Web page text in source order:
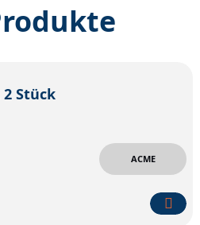
Stück
ACME